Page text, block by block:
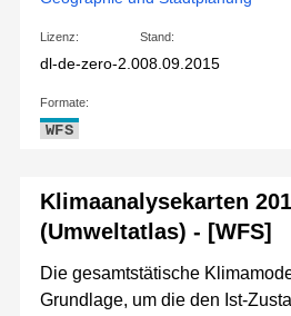
Lizenz:
dl-de-zero-2.0
Stand:
08.09.2015
Formate:
WFS
Klimaanalysekarten
(Umweltatlas) - [WFS]
Die gesamtstätische
Grundlage, um die den Ist-